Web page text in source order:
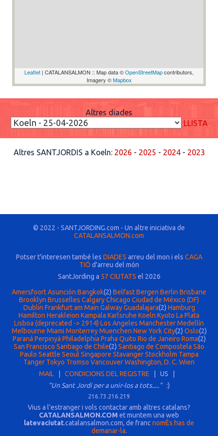
Leaflet | CATALANSALMON :: Map data ©OpenStreetMapcontributors,
Imagery ©Mapbox
Altres diades
LLISTA
Altres SANTJORDIS a Koeln: 2026 - 2025 - 2024- 2023
© 2022 - SANTJORDING.com - Un altre iniciativa de
CATALANSALMON.com
Potser t'interesen també les DIADES arreu del mon i els CAGA
TIÓ d'arreu del món
SantJording a 57 CIUTATS el 2026
AmersfoortAsunción Bangkok(2) BelfastBergen Berlin Brisbane
Brooklyn Brusselles CalgaryChicago Ciudad de México (DF)
Dublin Frankfurt am Main Galway Guadalajara(2) Hamburg
Hamilton Herakleion Kampala Karlsruhe Koeln Kyoto La Plata
Lisboa (deprecated -> 2914) Los Angeles ManchesterMedellín
Melbourne Miami Monterrey Muenchen New York City(2) Oslo(2)
Paraná Perpinyà Philadelphia Praha Quito Rio de Janeiro Roma(2)
San Francisco Santiago de Chile(2) Santiago de Compostela São
Paulo Seattle Seoul Singapore Stavanger Stockholm Tampa
Tanger Tokyo Tromso VancouverWashington, D. C. Wien
MAIL
CONDICIONS DEL REGISTRE | US |
"Un Sant Jordi per a unir-los a tots.....":)
216.73.216.219
Vius a l'estranger i vols contactar amb altres catalans?
CATALANSALMON.COM et muntem una web
latevaciutat.catalansalmon.com, de franc nomÈs has de
demanar-la.